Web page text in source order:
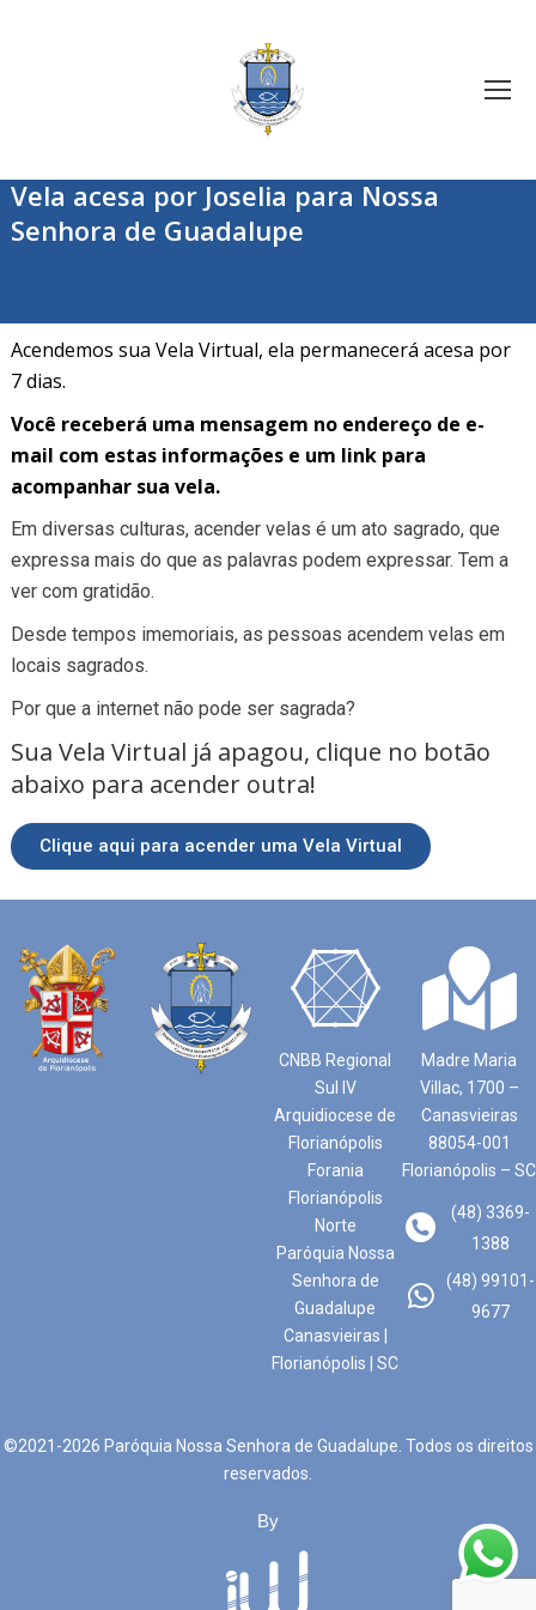
Vela acesa por Joselia para Nossa
Senhora de Guadalupe
Acendemos sua Vela Virtual, ela permanecerá acesa por
7 dias.
Você receberá uma mensagem no endereço de e-
mail com estas informações e um link para
acompanhar sua vela.
Em diversas culturas, acender velas é um ato sagrado, que
expressa mais do que as palavras podem expressar. Tem a
ver com gratidão.
Desde tempos imemoriais, as pessoas acendem velas em
locais sagrados.
Por que a internet não pode ser sagrada?
Sua Vela Virtual já apagou, clique no botão
abaixo para acender outra!
Clique aqui para acender uma Vela Virtual
CNBB Regional
Sul IV
Arquidiocese de
Florianópolis
Forania
Florianópolis
Norte
Paróquia Nossa
Senhora de
Guadalupe
Canasvieiras |
Florianópolis | SC
Madre Maria
Villac, 1700 –
Canasvieiras
88054-001
Florianópolis – SC
(48) 3369-
1388
(48) 99101-
9677
©2021-2026 Paróquia Nossa Senhora de Guadalupe. Todos os direitos
reservados.
By